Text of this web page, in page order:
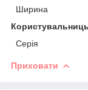
Ширина
Серія
Приховати